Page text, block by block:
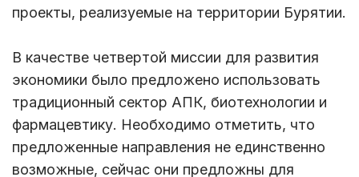
проекты, реализуемые на территории Бурятии.
В качестве четвертой миссии для развития
экономики было предложено использовать
традиционный сектор АПК, биотехнологии и
фармацевтику. Необходимо отметить, что
предложенные направления не единственно
возможные, сейчас они предложны для